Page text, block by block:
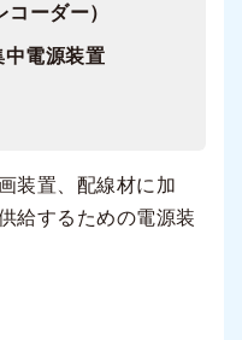
ーダー）
中電源装置
装置、配線材に加
給するための電源装